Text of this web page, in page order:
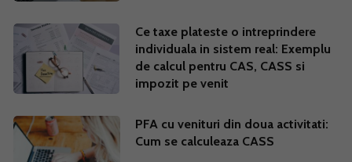
Ce taxe plateste o intreprindere
individuala in sistem real: Exemplu
de calcul pentru CAS, CASS si
impozit pe venit
PFA cu venituri din doua activitati:
Cum se calculeaza CASS